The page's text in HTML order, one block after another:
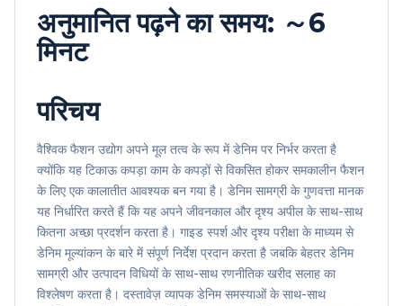
अनुमानित पढ़ने का समय: ～6
मिनट
परिचय
वैश्विक फैशन उद्योग अपने मूल तत्व के रूप में डेनिम पर निर्भर करता है
क्योंकि यह टिकाऊ कपड़ा काम के कपड़ों से विकसित होकर समकालीन फैशन
के लिए एक कालातीत आवश्यक बन गया है। डेनिम सामग्री के गुणवत्ता मानक
यह निर्धारित करते हैं कि यह अपने जीवनकाल और दृश्य अपील के साथ-साथ
कितना अच्छा प्रदर्शन करता है। गाइड स्पर्श और दृश्य परीक्षा के माध्यम से
डेनिम मूल्यांकन के बारे में संपूर्ण निर्देश प्रदान करता है जबकि बेहतर डेनिम
सामग्री और उत्पादन विधियों के साथ-साथ रणनीतिक खरीद सलाह का
विश्लेषण करता है। दस्तावेज़ व्यापक डेनिम समस्याओं के साथ-साथ